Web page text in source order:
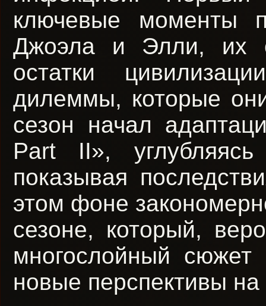
ключевые моменты
Джоэла и Элли, их
остатки
дилеммы, которые
сезон начал
Part II»,
показывая
этом фоне
сезоне, который,
многослойный
новые перспективы